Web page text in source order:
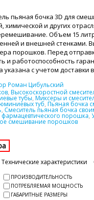
пьяная бочка 3D для
и других
Объем 15
и внешней стенками.
порошков. Перед
и работоспособность
с учетом доставки
Роман Цибульский
, Высокоскоростной
тубы, Миксеры и
туб, Пьяная бочка
, Смеситель пьяная бочка
порошка,
смешивание порошков
Технические характеристики
ПРОИЗВОДИТЕЛЬНОСТЬ
ПОТРЕБЛЯЕМАЯ МОЩНОСТЬ
ГАБАРИТНЫЕ РАЗМЕРЫ